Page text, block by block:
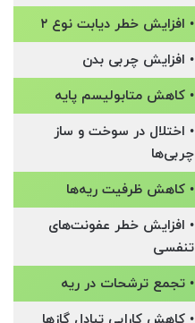
• افزایش خطر دیابت نوع ۲
• افزایش چربی بدن
• کاهش متابولیسم پایه
• اختلال در سوخت و ساز
چربی‌ها
• کاهش ظرفیت ریه‌ها
• افزایش خطر عفونت‌های
تنفسی
• تجمع ترشحات در ریه